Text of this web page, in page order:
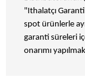
"Ithalatçı
spot ürünlerle
garanti süreleri
onarımı